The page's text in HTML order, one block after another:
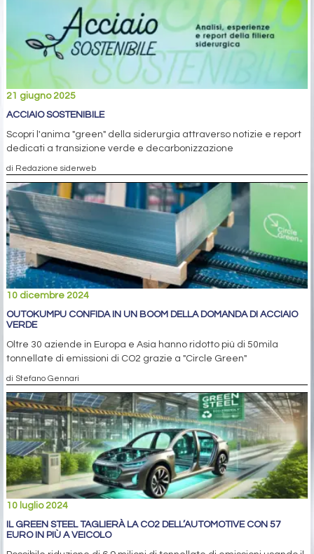
21 giugno 2025
ACCIAIO SOSTENIBILE
Scopri l'anima "green" della siderurgia attraverso notizie e report
dedicati a transizione verde e decarbonizzazione
di Redazione siderweb
10 dicembre 2024
OUTOKUMPU CONFIDA IN UN BOOM DELLA DOMANDA DI ACCIAIO
VERDE
Oltre 30 aziende in Europa e Asia hanno ridotto più di 50mila
tonnellate di emissioni di CO2 grazie a "Circle Green"
di Stefano Gennari
10 luglio 2024
IL GREEN STEEL TAGLIERÀ LA CO2 DELL’AUTOMOTIVE CON 57
EURO IN PIÙ A VEICOLO